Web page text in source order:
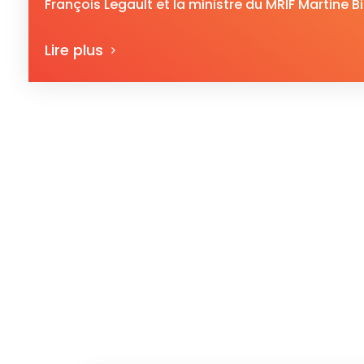
François Legault et la ministre du MRIF Martine
Lire plus